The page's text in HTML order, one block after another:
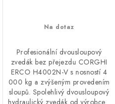
Na dotaz
Profesionální dvousloupový
zvedák bez přejezdu CORGHI
ERCO H4002N-V s nosností 4
000 kg a zvýšeným provedením
sloupů. Spolehlivý dvousloupový